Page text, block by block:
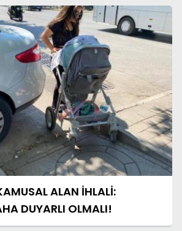
ALAN İHLALİ:
DUYARLI OLMALI!